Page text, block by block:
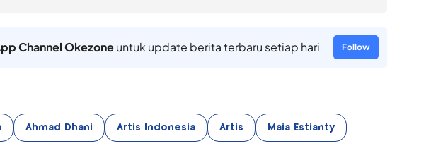
Channel Okezoneuntuk update berita terbaru setiap hari Follow
Ahmad Dhani Artis Indonesia Artis Maia Estianty